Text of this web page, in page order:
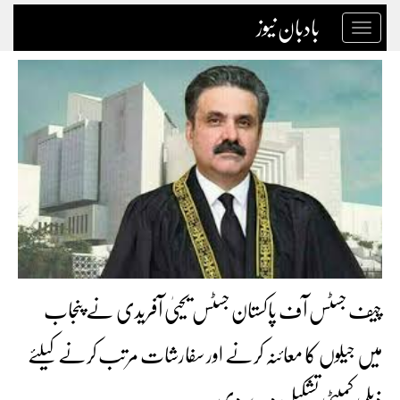
Toggle
navigationبادبان نیوز
چیف جسٹس آف پاکستان جسٹس یحییٰ آفریدی نے پنجاب
میں جیلوں کا معائنہ کرنے اور سفارشات مرتب کرنے کیلئے